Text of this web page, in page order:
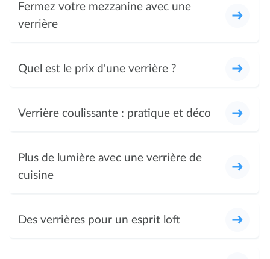
Fermez votre mezzanine avec une
verrière
Quel est le prix d'une verrière ?
Verrière coulissante : pratique et déco
Plus de lumière avec une verrière de
cuisine
Des verrières pour un esprit loft